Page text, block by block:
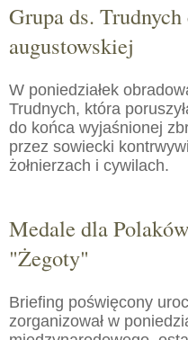
Grupa ds.
augustowskiej
W poniedziałek
Trudnych, która
do końca wyjaśnionej
przez sowiecki
żołnierzach i cywilach.
Medale dla
"Żegoty"
Briefing poświęcony
zorganizował w